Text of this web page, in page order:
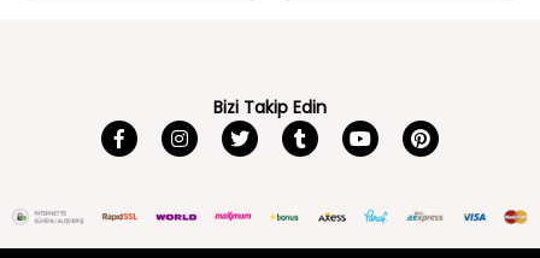
Bizi Takip Edin